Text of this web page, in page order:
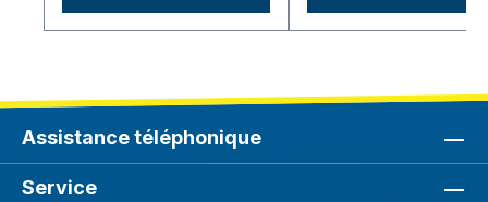
Assistance téléphonique
Service